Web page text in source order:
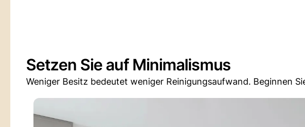
Setzen Sie auf Minimalismus
Weniger Besitz bedeutet weniger Reinigungsaufwand. Beginnen